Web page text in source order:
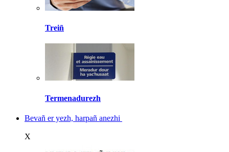
Treiñ
Termenadurezh
Bevañ er yezh, harpañ anezhi
X